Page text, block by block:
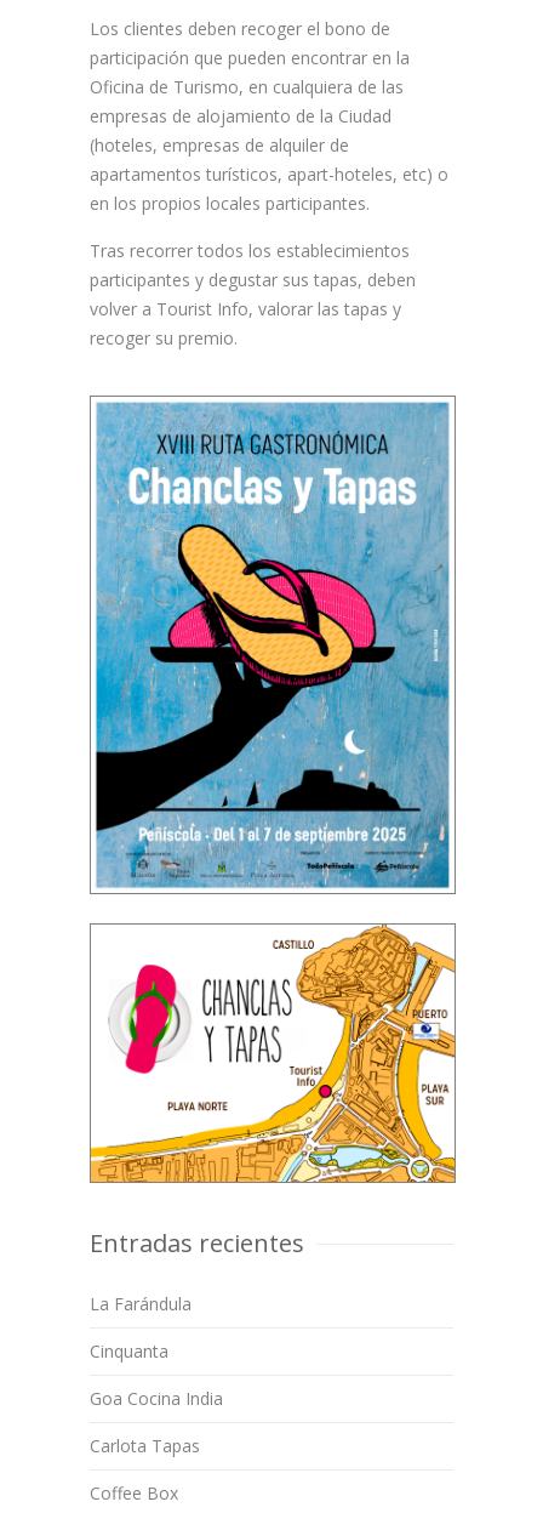
Los clientes deben recoger el bono de
participación que pueden encontrar en la
Oficina de Turismo, en cualquiera de las
empresas de alojamiento de la Ciudad
(hoteles, empresas de alquiler de
apartamentos turísticos, apart-hoteles, etc) o
en los propios locales participantes.
Tras recorrer todos los establecimientos
participantes y degustar sus tapas, deben
volver a Tourist Info, valorar las tapas y
recoger su premio.
Entradas recientes
La Farándula
Cinquanta
Goa Cocina India
Carlota Tapas
Coffee Box